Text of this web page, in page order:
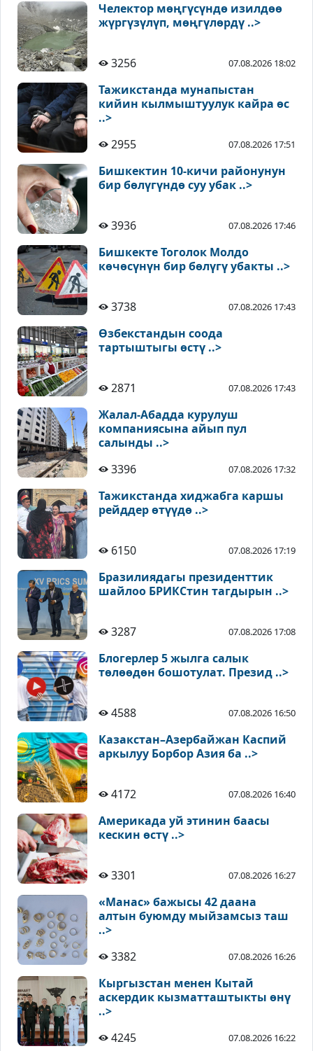
Челектор мөңгүсүндө изилдөө
жүргүзүлүп, мөңгүлөрдү ..>
3256 07.08.2026 18:02
Тажикстанда мунапыстан
кийин кылмыштуулук кайра өс
..>
2955
07.08.2026 17:51
Бишкектин 10-кичи районунун
бир бөлүгүндө суу убак ..>
3936 07.08.2026 17:46
Бишкекте Тоголок Молдо
көчөсүнүн бир бөлүгү убакты ..>
3738 07.08.2026 17:43
Өзбекстандын соода
тартыштыгы өстү ..>
2871 07.08.2026 17:43
Жалал-Абадда курулуш
компаниясына айып пул
салынды ..>
3396
07.08.2026 17:32
Тажикстанда хиджабга каршы
рейддер өтүүдө ..>
6150 07.08.2026 17:19
Бразилиядагы президенттик
шайлоо БРИКСтин тагдырын ..>
3287 07.08.2026 17:08
Блогерлер 5 жылга салык
төлөөдөн бошотулат. Презид ..>
4588 07.08.2026 16:50
Казакстан–Азербайжан Каспий
аркылуу Борбор Азия ба ..>
4172 07.08.2026 16:40
Америкада уй этинин баасы
кескин өстү ..>
3301 07.08.2026 16:27
«Манас» бажысы 42 даана
алтын буюмду мыйзамсыз таш
..>
3382
07.08.2026 16:26
Кыргызстан менен Кытай
аскердик кызматташтыкты өнү
..>
4245
07.08.2026 16:22